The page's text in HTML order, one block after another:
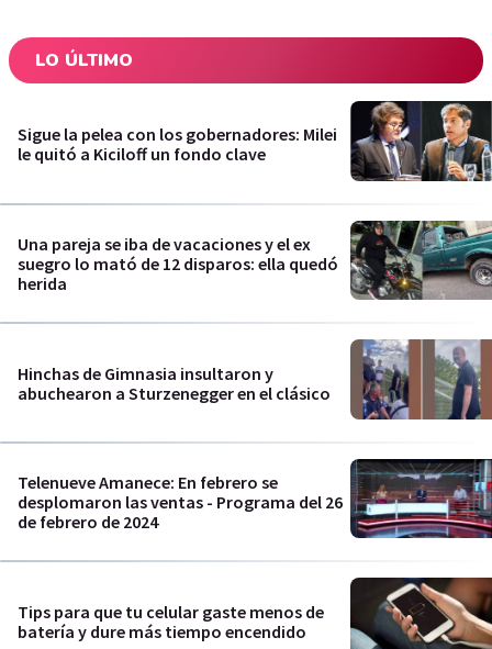
LO ÚLTIMO
Sigue la pelea con los gobernadores: Milei
le quitó a Kiciloff un fondo clave
Una pareja se iba de vacaciones y el ex
suegro lo mató de 12 disparos: ella quedó
herida
Hinchas de Gimnasia insultaron y
abuchearon a Sturzenegger en el clásico
Telenueve Amanece: En febrero se
desplomaron las ventas - Programa del 26
de febrero de 2024
Tips para que tu celular gaste menos de
batería y dure más tiempo encendido